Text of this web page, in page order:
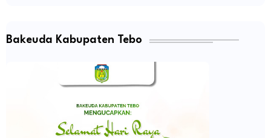
Bakeuda Kabupaten Tebo